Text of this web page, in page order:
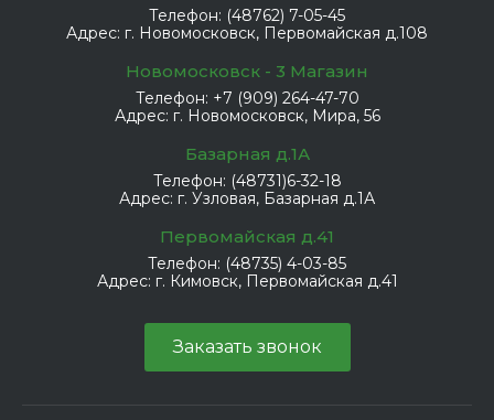
Телефон: (48762) 7-05-45
Адрес: г. Новомосковск, Первомайская д.108
Новомосковск - 3 Магазин
Телефон: +7 (909) 264-47-70
Адрес: г. Новомосковск, Мира, 56
Базарная д.1А
Телефон: (48731)6-32-18
Адрес: г. Узловая, Базарная д.1А
Первомайская д.41
Телефон: (48735) 4-03-85
Адрес: г. Кимовск, Первомайская д.41
Заказать звонок